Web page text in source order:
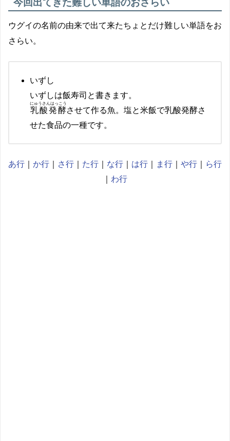
今回出てきた難しい単語のおさらい
ウグイの名前の由来で出て来たちょとだけ難しい単語をお
さらい。
いずし
いずしは飯寿司と書きます。
乳酸発酵
にゅうさんはっこう
させて作る魚。塩と米飯で乳酸発酵さ
せた食品の一種です。
あ行 か行 さ行 た行 な行 は行 ま行 や行
ら行
わ行